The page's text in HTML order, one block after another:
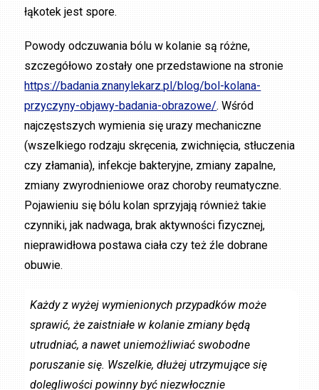
łąkotek jest spore.
Powody odczuwania bólu w kolanie są różne,
szczegółowo zostały one przedstawione na stronie
https://badania.znanylekarz.pl/blog/bol-kolana-
przyczyny-objawy-badania-obrazowe/. Wśród
najczęstszych wymienia się urazy mechaniczne
(wszelkiego rodzaju skręcenia, zwichnięcia, stłuczenia
czy złamania), infekcje bakteryjne, zmiany zapalne,
zmiany zwyrodnieniowe oraz choroby reumatyczne.
Pojawieniu się bólu kolan sprzyjają również takie
czynniki, jak nadwaga, brak aktywności fizycznej,
nieprawidłowa postawa ciała czy też źle dobrane
obuwie.
Każdy z wyżej wymienionych przypadków może
sprawić, że zaistniałe w kolanie zmiany będą
utrudniać, a nawet uniemożliwiać swobodne
poruszanie się. Wszelkie, dłużej utrzymujące się
dolegliwości powinny być niezwłocznie